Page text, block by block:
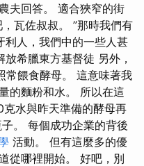
夫回答。 適合狹窄的街
瓦佐叔叔。 ”那時我們有
利人，我們中的一些人甚
希臘東方基督徒 另外，
常餵食酵母。 這意味著我
的麵粉和水。 所以在這
水與昨天準備的酵母再
。 每個成功企業的背後
活動。 但有這麼多的優
從哪裡開始。 好吧，別